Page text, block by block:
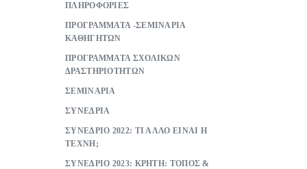
ΠΛΗΡΟΦΟΡΙΕΣ
ΠΡΟΓΡΑΜΜΑΤΑ -ΣΕΜΙΝΑΡΙΑ
ΚΑΘΗΓΗΤΩΝ
ΠΡΟΓΡΑΜΜΑΤΑ ΣΧΟΛΙΚΩΝ
ΔΡΑΣΤΗΡΙΟΤΗΤΩΝ
ΣΕΜΙΝΑΡΙΑ
ΣΥΝΕΔΡΙΑ
ΣΥΝΕΔΡΙΟ 2022: ΤΙ ΑΛΛΟ ΕΙΝΑΙ Η
ΤΕΧΝΗ;
ΣΥΝΕΔΡΙΟ 2023: ΚΡΗΤΗ: ΤΟΠΟΣ &